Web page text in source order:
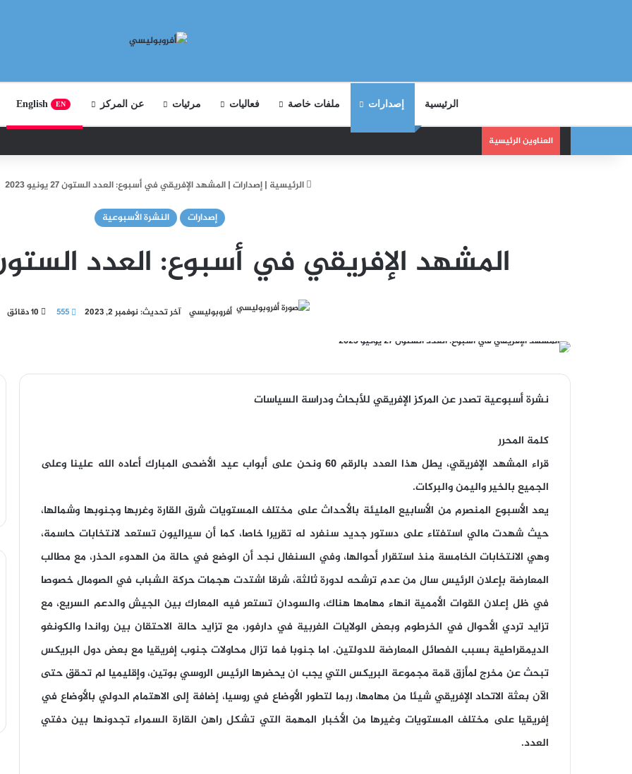
الرئيسية إصدارات ملفات خاصة فعاليات مرئيات عن المركز English EN
العناوين الرئيسية
الرئيسية | إصدارات| المشهد الإفريقي في أسبوع: العدد الستون 27 يونيو 2023
إصدارات النشرة الأسبوعية
المشهد الإفريقي في أسبوع: العدد الستون 27 يونيو
أفروبوليسي آخر تحديث: نوفمبر 2, 2023 555
نشرة أسبوعية تصدر عن المركز الإفريقي للأبحاث ودراسة السياسات
كلمة المحرر
قراء المشهد الإفريقي، يطل هذا العدد بالرقم 60 ونحن على أبواب عيد الأضحى المبارك أعاده الله علينا وعلى
الجميع بالخير واليمن والبركات.
يعد الأسبوع المنصرم من الأسابيع المليئة بالأحداث على مختلف المستويات شرق القارة وغربها وجنوبها وشمالها،
حيث شهدت مالي استفتاء على دستور جديد سنفرد له تقريرا خاصا، كما أن سيراليون تستعد لانتخابات حاسمة،
وهي الانتخابات الخامسة منذ استقرار أحوالها، وفي السنغال نجد أن الوضع في حالة من الهدوء الحذر، مع مطالب
المعارضة بإعلان الرئيس سال من عدم ترشحه لدورة ثالثة، شرقا اشتدت هجمات حركة الشباب في الصومال خصوصا
في ظل إعلان القوات الأممية انهاء مهامها هناك، والسودان تستعر فيه المعارك بين الجيش والدعم السريع، مع
تزايد تردي الأحوال في الخرطوم وبعض الولايات الغربية في دارفور، مع تزايد حالة الاحتقان بين رواندا والكونغو
الديمقراطية بسبب الفصائل المعارضة للدولتين. اما جنوبا فما تزال محاولات جنوب إفريقيا مع بعض دول البريكس
تبحث عن مخرج لمأزق قمة مجموعة البريكس التي يجب ان يحضرها الرئيس الروسي بوتين، وإقليميا لم تحقق حتى
الآن بعثة الاتحاد الإفريقي شيئا من مهامها، ربما لتطور الأوضاع في روسيا، إضافة إلى الاهتمام الدولي بالأوضاع في
إفريقيا على مختلف المستويات وغيرها من الأخبار المهمة التي تشكل راهن القارة السمراء تجدونها بين دفتي
العدد.